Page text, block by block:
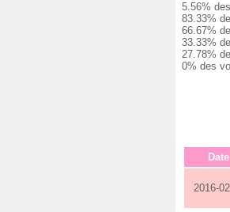
5.56%
83.33%
66.67%
33.33%
27.78%
0% des
Date
2016-